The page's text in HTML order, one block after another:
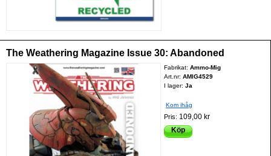
The Weathering Magazine Issue 30: Abandoned
Fabrikat:Ammo-Mig
Art.nr:AMIG4529
I lager: Ja
Kom ihåg
Pris: 109,00 kr
Köp